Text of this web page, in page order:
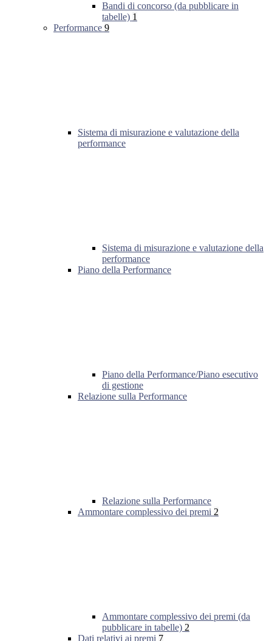
Bandi di concorso (da pubblicare in
tabelle) 1
Performance 9
Sistema di misurazione e valutazione della
performance
Sistema di misurazione e valutazione della
performance
Piano della Performance
Piano della Performance/Piano esecutivo
di gestione
Relazione sulla Performance
Relazione sulla Performance
Ammontare complessivo dei premi 2
Ammontare complessivo dei premi (da
pubblicare in tabelle) 2
Dati relativi ai premi 7